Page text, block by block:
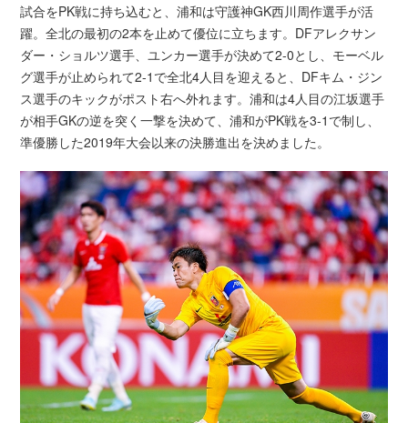
試合をPK戦に持ち込むと、浦和は守護神GK西川周作選手が活
躍。全北の最初の2本を止めて優位に立ちます。DFアレクサン
ダー・ショルツ選手、ユンカー選手が決めて2-0とし、モーベル
グ選手が止められて2-1で全北4人目を迎えると、DFキム・ジン
ス選手のキックがポスト右へ外れます。浦和は4人目の江坂選手
が相手GKの逆を突く一撃を決めて、浦和がPK戦を3-1で制し、
準優勝した2019年大会以来の決勝進出を決めました。